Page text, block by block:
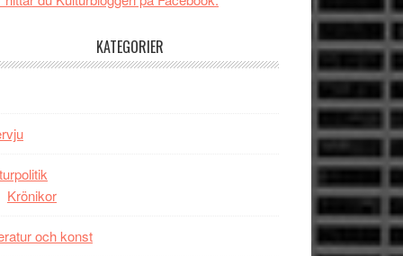
tv4
kan
KATEGORIER
Krönikor
och konst